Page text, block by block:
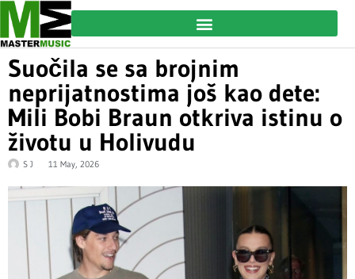
Suočila se sa brojnim
neprijatnostima još kao dete:
Mili Bobi Braun otkriva istinu o
životu u Holivudu
S J 11 May, 2026